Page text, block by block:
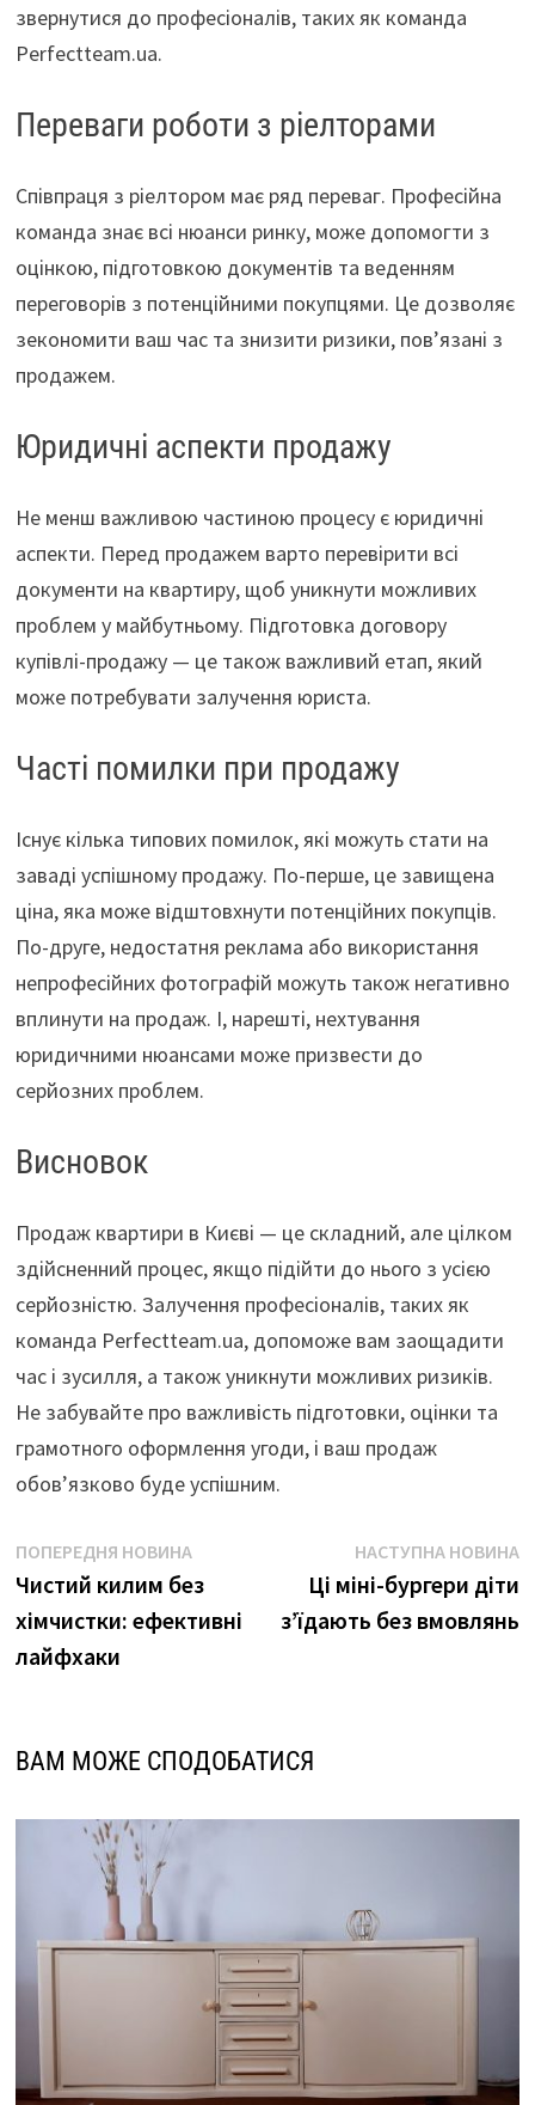
звернутися до професіоналів, таких як команда
Perfectteam.ua.
Переваги роботи з ріелторами
Співпраця з ріелтором має ряд переваг. Професійна
команда знає всі нюанси ринку, може допомогти з
оцінкою, підготовкою документів та веденням
переговорів з потенційними покупцями. Це дозволяє
зекономити ваш час та знизити ризики, пов’язані з
продажем.
Юридичні аспекти продажу
Не менш важливою частиною процесу є юридичні
аспекти. Перед продажем варто перевірити всі
документи на квартиру, щоб уникнути можливих
проблем у майбутньому. Підготовка договору
купівлі-продажу — це також важливий етап, який
може потребувати залучення юриста.
Часті помилки при продажу
Існує кілька типових помилок, які можуть стати на
заваді успішному продажу. По-перше, це завищена
ціна, яка може відштовхнути потенційних покупців.
По-друге, недостатня реклама або використання
непрофесійних фотографій можуть також негативно
вплинути на продаж. І, нарешті, нехтування
юридичними нюансами може призвести до
серйозних проблем.
Висновок
Продаж квартири в Києві — це складний, але цілком
здійсненний процес, якщо підійти до нього з усією
серйозністю. Залучення професіоналів, таких як
команда Perfectteam.ua, допоможе вам заощадити
час і зусилля, а також уникнути можливих ризиків.
Не забувайте про важливість підготовки, оцінки та
грамотного оформлення угоди, і ваш продаж
обов’язково буде успішним.
Навігація
записів
ПОПЕРЕДНЯ НОВИНАПопередня
новина
Чистий килим без
хімчистки: ефективні
лайфхаки
НАСТУПНА НОВИНА
Ці міні-бургери діти
з’їдають без вмовлянь
ВАМ МОЖЕ СПОДОБАТИСЯ